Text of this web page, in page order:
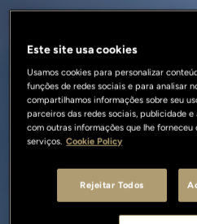
Este site usa cookies
Usamos cookies para personalizar
funções de redes sociais e para analisar
compartilhamos informações sobre seu
parceiros das redes sociais, publicidade
com outras informações que lhe forneceu
serviços. Cookie Policy
Rejeitar Todos